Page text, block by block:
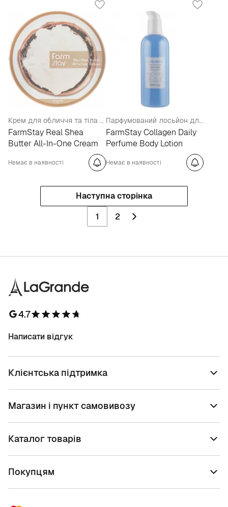
Крем для обличчя та тіла з маслом ши
FarmStay Real Shea
Butter All-In-One Cream
Немає в наявності
Парфумований лосьйон для тіла
FarmStay Collagen Daily
Perfume Body Lotion
Немає в наявності
Наступна сторінка
1
2
4.7
Написати відгук
Клієнтська підтримка
Магазин і пункт самовивозу
Каталог товарів
Покупцям